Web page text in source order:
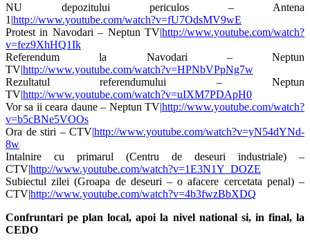
NU depozitului periculos – Antena
1|http://www.youtube.com/watch?v=fU7OdsMV9wE
Protest in Navodari – Neptun TV|http://www.youtube.com/watch?
v=fez9XhHQ1Ik
Referendum la Navodari – Neptun
TV|http://www.youtube.com/watch?v=HPNbVPpNg7w
Rezultatul referendumului – Neptun
TV|http://www.youtube.com/watch?v=uIXM7PDApH0
Vor sa ii ceara daune – Neptun TV|http://www.youtube.com/watch?
v=b5cBNe5VOOs
Ora de stiri – CTV|http://www.youtube.com/watch?v=yN54dYNd-
8w
Intalnire cu primarul (Centru de deseuri industriale) –
CTV|http://www.youtube.com/watch?v=1E3N1Y_DOZE
Subiectul zilei (Groapa de deseuri – o afacere cercetata penal) –
CTV|http://www.youtube.com/watch?v=4b3fwzBbXDQ
Confruntari pe plan local, apoi la nivel national si, in final, la
CEDO